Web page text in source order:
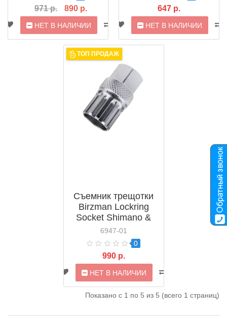
971 р. 890 р.
НЕТ В НАЛИЧИИ
647 р.
НЕТ В НАЛИЧИИ
ТОП ПРОДАЖ
Съемник трещотки
Birzman Lockring
Socket Shimano &
Campagnolo (BM08-
RWH-FWR)
6947-01
0
990 р.
НЕТ В НАЛИЧИИ
Показано с 1 по 5 из 5 (всего 1 страниц)